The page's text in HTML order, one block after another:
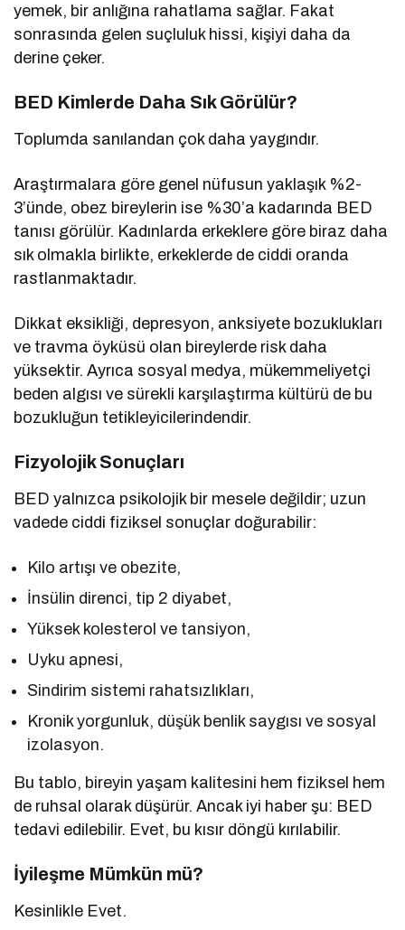
yemek, bir anlığına rahatlama sağlar. Fakat
sonrasında gelen suçluluk hissi, kişiyi daha da
derine çeker.
BED Kimlerde Daha Sık Görülür?
Toplumda sanılandan çok daha yaygındır.
Araştırmalara göre genel nüfusun yaklaşık %2-
3’ünde, obez bireylerin ise %30’a kadarında BED
tanısı görülür. Kadınlarda erkeklere göre biraz daha
sık olmakla birlikte, erkeklerde de ciddi oranda
rastlanmaktadır.
Dikkat eksikliği, depresyon, anksiyete bozuklukları
ve travma öyküsü olan bireylerde risk daha
yüksektir. Ayrıca sosyal medya, mükemmeliyetçi
beden algısı ve sürekli karşılaştırma kültürü de bu
bozukluğun tetikleyicilerindendir.
Fizyolojik Sonuçları
BED yalnızca psikolojik bir mesele değildir; uzun
vadede ciddi fiziksel sonuçlar doğurabilir:
Kilo artışı ve obezite,
İnsülin direnci, tip 2 diyabet,
Yüksek kolesterol ve tansiyon,
Uyku apnesi,
Sindirim sistemi rahatsızlıkları,
Kronik yorgunluk, düşük benlik saygısı ve sosyal
izolasyon.
Bu tablo, bireyin yaşam kalitesini hem fiziksel hem
de ruhsal olarak düşürür. Ancak iyi haber şu: BED
tedavi edilebilir. Evet, bu kısır döngü kırılabilir.
İyileşme Mümkün mü?
Kesinlikle Evet.